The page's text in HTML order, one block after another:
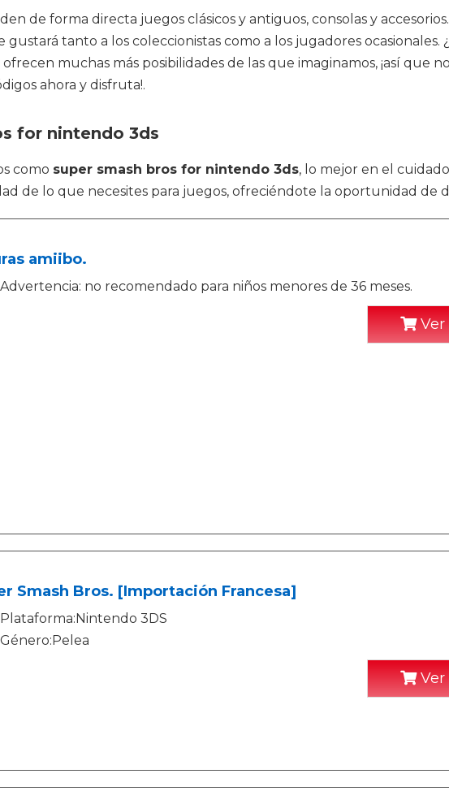
de forma directa juegos clásicos y antiguos, consolas y
tanto a los coleccionistas como a los jugadores
muchas más posibilidades de las que imaginamos, ¡así que
ahora y disfruta!.
for nintendo 3ds
como super smash bros for nintendo 3ds, lo mejor en el
de lo que necesites para juegos, ofreciéndote la oportunidad de
amiibo.
Advertencia: no recomendado para niños menores de 36 meses.
Ver
Smash Bros. [Importación Francesa]
Plataforma:Nintendo 3DS
Género:Pelea
Ver